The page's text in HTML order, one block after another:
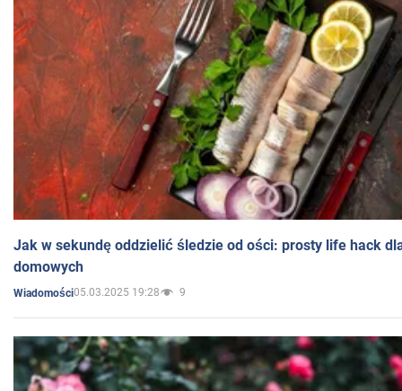
Jak w sekundę oddzielić śledzie od ości: prosty life hack
domowych
Wiadomości05.03.2025 19:28 9